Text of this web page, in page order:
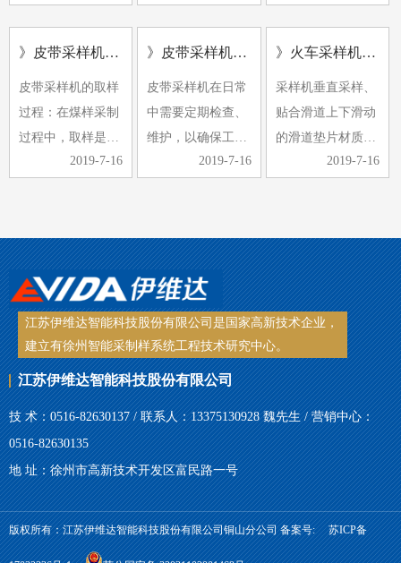
一起放置，形成完
整的称重…
来，由于煤样要求
的提高和…
碎机卡住。
2、采…
》皮带采样机采样过程中煤样的采取是采制化中的重要环节
皮带采样机的取样
过程：在煤样采制
过程中，取样是采
制中的重要环节，
取是关键。手工取
样，常常受到取样
工具、人…
2019-7-16
》皮带采样机日常检查维护
皮带采样机在日常
中需要定期检查、
维护，以确保工作
的顺利进行，同时
么皮带采样机日常
检查维护的工作内
容有哪些…
2019-7-16
》火车采样机使用中有哪些注意事项
采样机垂直采样、
贴合滑道上下滑动
的滑道垫片材质采
用铜板，其耐磨性
力都压在铜板上，
很容易导致滑块脱
落、铜板…
2019-7-16
江苏伊维达智能科技股份有限公司是国家高新技术企业，
建立有徐州智能采制样系统工程技术研究中心。
江苏伊维达智能科技股份有限公司
技 术：0516-82630137 / 联系人：13375130928 魏先生 / 营销中心：
0516-82630135
地 址：徐州市高新技术开发区富民路一号
版权所有：江苏伊维达智能科技股份有限公司铜山分公司 备案号: 苏ICP备